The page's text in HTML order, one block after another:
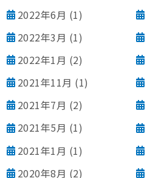
2022年6月 (1)
2022年3月 (1)
2022年1月 (2)
2021年11月 (1)
2021年7月 (2)
2021年5月 (1)
2021年1月 (1)
2020年8月 (2)